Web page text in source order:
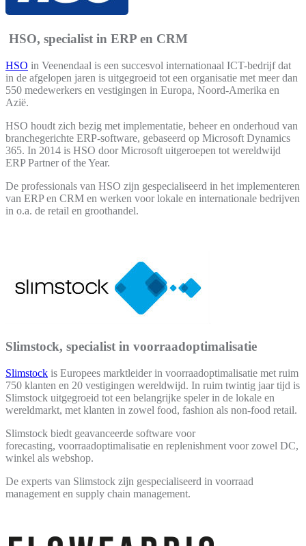
HSO, specialist in ERP en CRM
HSO in Veenendaal is een succesvol internationaal ICT-bedrijf dat
in de afgelopen jaren is uitgegroeid tot een organisatie met meer dan
550 medewerkers en vestigingen in Europa, Noord-Amerika en
Azië.
HSO houdt zich bezig met implementatie, beheer en onderhoud van
branchegerichte ERP-software, gebaseerd op Microsoft Dynamics
365. In 2014 is HSO door Microsoft uitgeroepen tot wereldwijd
ERP Partner of the Year.
De professionals van HSO zijn gespecialiseerd in het implementeren
van ERP en CRM en werken voor lokale en internationale bedrijven
in o.a. de retail en groothandel.
Slimstock, specialist in voorraadoptimalisatie
Slimstock is Europees marktleider in voorraadoptimalisatie met ruim
750 klanten en 20 vestigingen wereldwijd. In ruim twintig jaar tijd is
Slimstock uitgegroeid tot een belangrijke speler in de lokale en
wereldmarkt, met klanten in zowel food, fashion als non-food retail.
Slimstock biedt geavanceerde software voor
forecasting, voorraadoptimalisatie en replenishment voor zowel DC,
winkel als webshop.
De experts van Slimstock zijn gespecialiseerd in voorraad
management en supply chain management.